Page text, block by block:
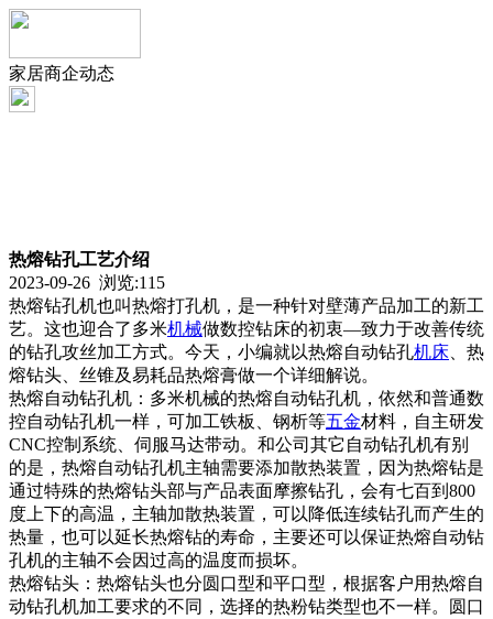
家居商企动态
热熔钻孔工艺介绍
2023-09-26 浏览:115
热熔钻孔机也叫热熔打孔机，是一种针对壁薄产品加工的新工
艺。这也迎合了多米机械做数控钻床的初衷—致力于改善传统
的钻孔攻丝加工方式。今天，小编就以热熔自动钻孔机床 、热
熔钻头、丝锥及易耗品热熔膏做一个详细解说。
热熔自动钻孔机：多米机械的热熔自动钻孔机，依然和普通数
控自动钻孔机一样，可加工铁板、钢析等五金材料，自主研发
CNC控制系统、伺服马达带动。和公司其它自动钻孔机有别
的是，热熔自动钻孔机主轴需要添加散热装置，因为热熔钻是
通过特殊的热熔钻头部与产品表面摩擦钻孔，会有七百到800
度上下的高温，主轴加散热装置，可以降低连续钻孔而产生的
热量，也可以延长热熔钻的寿命，主要还可以保证热熔自动钻
孔机的主轴不会因过高的温度而损坏。
热熔钻头：热熔钻头也分圆口型和平口型，根据客户用热熔自
动钻孔机加工要求的不同，选择的热粉钻类型也不一样。圆口